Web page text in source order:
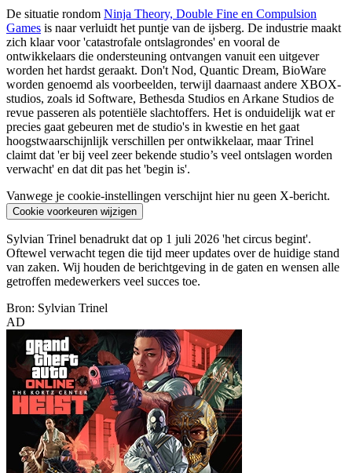
De situatie rondom Ninja Theory, Double Fine en Compulsion
Games is naar verluidt het puntje van de ijsberg. De industrie maakt
zich klaar voor 'catastrofale ontslagrondes' en vooral de
ontwikkelaars die ondersteuning ontvangen vanuit een uitgever
worden het hardst geraakt. Don't Nod, Quantic Dream, BioWare
worden genoemd als voorbeelden, terwijl daarnaast andere XBOX-
studios, zoals id Software, Bethesda Studios en Arkane Studios de
revue passeren als potentiële slachtoffers. Het is onduidelijk wat er
precies gaat gebeuren met de studio's in kwestie en het gaat
hoogstwaarschijnlijk verschillen per ontwikkelaar, maar Trinel
claimt dat 'er bij veel zeer bekende studio’s veel ontslagen worden
verwacht' en dat dit pas het 'begin is'.
Vanwege je cookie-instellingen verschijnt hier nu geen X-bericht.
Cookie voorkeuren wijzigen
Sylvian Trinel benadrukt dat op 1 juli 2026 'het circus begint'.
Oftewel verwacht tegen die tijd meer updates over de huidige stand
van zaken. Wij houden de berichtgeving in de gaten en wensen alle
getroffen medewerkers veel succes toe.
Bron: Sylvian Trinel
AD